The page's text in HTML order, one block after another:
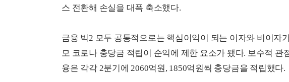
스 전환해 손실을 대폭 축소했다.
금융 빅2 모두 공통적으로는 핵심이익이 되는 이자와 비이자
모 코로나 충당금 적립이 순익에 제한 요소가 됐다. 보수적
융은 각각 2분기에 2060억원, 1850억원씩 충당금을 적립했다.